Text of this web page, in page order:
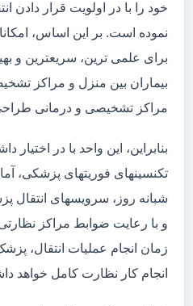
خود را با در اولویت قرار دادن
نموده است. بر این اساس،
برای علمی ترین، سریعترین و
بیماران بین منزل و مراکز
مراکز تشخیصی و درمانی
بنابراین، این واحد با در
تکنسینهای فوریتهای پزشکی،
شبانه روز، سرویسهای انتقال
و با رعایت ضوابط مراکز نظارتی
زمان انجام عملیات انتقال،
انجام کار نظارت کامل خواهد